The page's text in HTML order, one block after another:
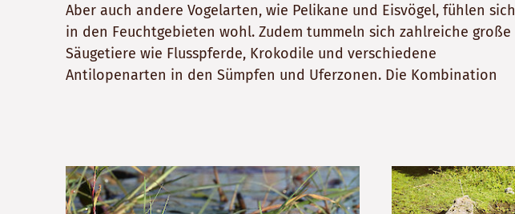
Aber auch andere Vogelarten, wie Pelikane und Eisvögel, fühlen sich
in den Feuchtgebieten wohl. Zudem tummeln sich zahlreiche große
Säugetiere wie Flusspferde, Krokodile und verschiedene
Antilopenarten in den Sümpfen und Uferzonen. Die Kombination